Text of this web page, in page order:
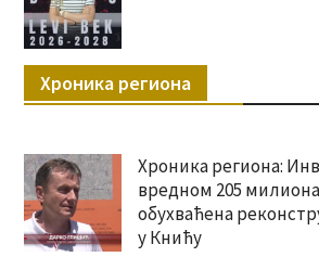
Хроника региона
Хроника региона:
вредном 205
обухваћена
у Книћу